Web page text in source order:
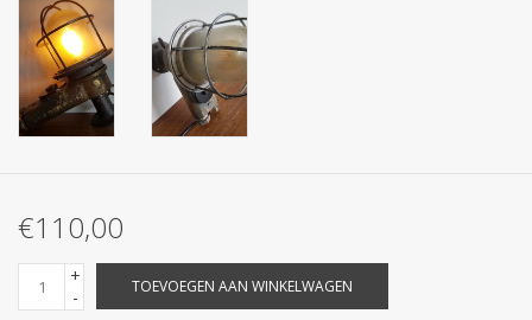
€110,00
+
-
TOEVOEGEN AAN WINKELWAGEN